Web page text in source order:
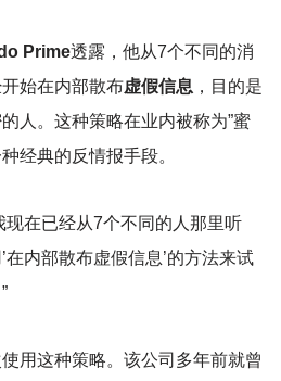
Prime透露，他从7个不同的消
始在内部散布虚假信息 ，目的是
人。这种策略在业内被称为”蜜
经典的反情报手段。
现在已经从7个不同的人那里听
内部散布虚假信息’的方法来试
用这种策略。该公司多年前就曾